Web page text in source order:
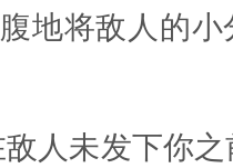
地将敌人的小
人未发下你